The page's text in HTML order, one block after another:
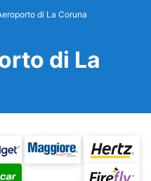
di La Coruna
di La